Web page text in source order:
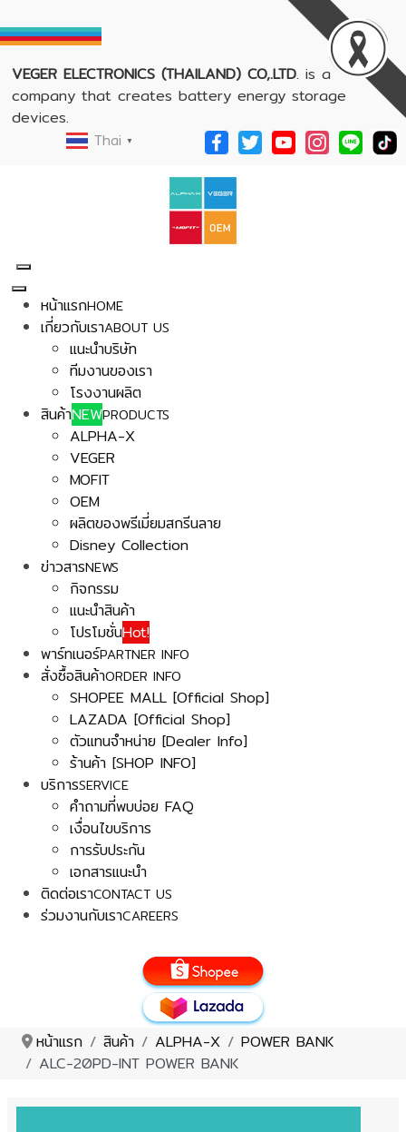
VEGER ELECTRONICS (THAILAND) CO,.LTD. is a
company that creates battery energy storage
devices.
Thai ▼
หน้าแรกHOME
เกี่ยวกับเราABOUT US
แนะนำบริษัท
ทีมงานของเรา
โรงงานผลิต
สินค้าNEWPRODUCTS
ALPHA-X
VEGER
MOFIT
OEM
ผลิตของพรีเมี่ยมสกรีนลาย
Disney Collection
ข่าวสารNEWS
กิจกรรม
แนะนำสินค้า
โปรโมชั่นHot!
พาร์ทเนอร์PARTNER INFO
สั่งซื้อสินค้าORDER INFO
SHOPEE MALL [Official Shop]
LAZADA [Official Shop]
ตัวแทนจำหน่าย [Dealer Info]
ร้านค้า [SHOP INFO]
บริการSERVICE
คำถามที่พบบ่อย FAQ
เงื่อนไขบริการ
การรับประกัน
เอกสารแนะนำ
ติดต่อเราCONTACT US
ร่วมงานกับเราCAREERS
หน้าแรก สินค้า ALPHA-X
POWER BANK
ALC-20PD-INT POWER BANK